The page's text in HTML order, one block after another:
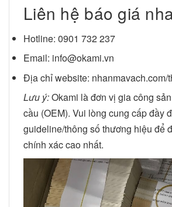
Liên hệ báo giá
Hotline: 0901 732 237
Email: info@okami.vn
Địa chỉ website: nhanmavach.com/
Lưu ý:Okami là đơn vị gia công
cầu (OEM). Vui lòng cung cấp đầy
guideline/thông số thương hiệu để
chính xác cao nhất.